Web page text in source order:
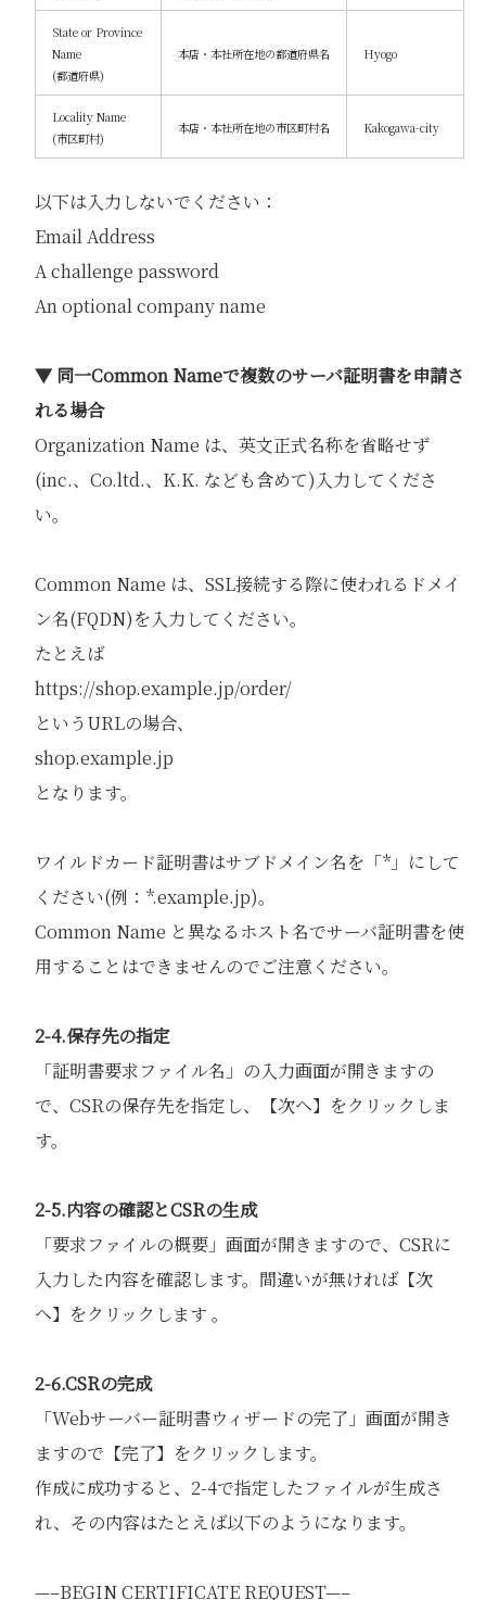
State or Province
Name
(都道府県)
本店・本社所在地の都道府県名 Hyogo
Locality Name
(市区町村)
本店・本社所在地の市区町村名 Kakogawa-city
以下は入力しないでください：
Email Address
A challenge password
An optional company name
▼ 同一Common Nameで複数のサーバ証明書を申請さ
れる場合
Organization Name は、英文正式名称を省略せず
(inc.、Co.ltd.、K.K. なども含めて)入力してくださ
い。
Common Name は、SSL接続する際に使われるドメイ
ン名(FQDN)を入力してください。
たとえば
https://shop.example.jp/order/
というURLの場合、
shop.example.jp
となります。
ワイルドカード証明書はサブドメイン名を「*」にして
ください(例：*.example.jp)。
Common Name と異なるホスト名でサーバ証明書を使
用することはできませんのでご注意ください。
2-4.保存先の指定
「証明書要求ファイル名」の入力画面が開きますの
で、CSRの保存先を指定し、【次へ】をクリックしま
す。
2-5.内容の確認とCSRの生成
「要求ファイルの概要」画面が開きますので、CSRに
入力した内容を確認します。間違いが無ければ【次
へ】をクリックします 。
2-6.CSRの完成
「Webサーバー証明書ウィザードの完了」画面が開き
ますので【完了】をクリックします。
作成に成功すると、2-4で指定したファイルが生成さ
れ、その内容はたとえば以下のようになります。
—–BEGIN CERTIFICATE REQUEST—–